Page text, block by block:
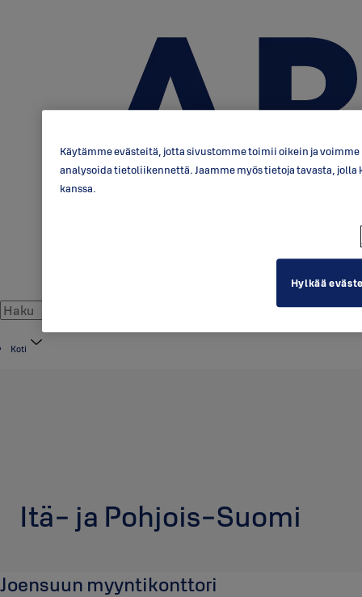
Koti
Itä- ja Pohjois-Suomi
Joensuun myyntikonttori
Käytämme evästeitä, jotta sivustomme toimii oikein ja
analysoida tietoliikennettä. Jaamme myös tietoja tavasta,
kanssa.
Hylkää